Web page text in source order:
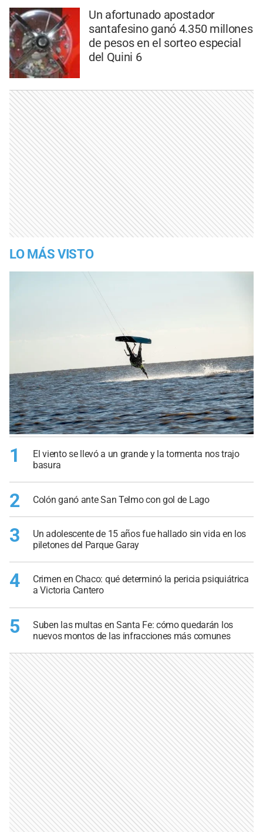
Un afortunado apostador
santafesino ganó 4.350 millones
de pesos en el sorteo especial
del Quini 6
LO MÁS VISTO
1
El viento se llevó a un grande y la tormenta nos trajo
basura
2 Colón ganó ante San Telmo con gol de Lago
3
Un adolescente de 15 años fue hallado sin vida en los
piletones del Parque Garay
4
Crimen en Chaco: qué determinó la pericia psiquiátrica
a Victoria Cantero
5
Suben las multas en Santa Fe: cómo quedarán los
nuevos montos de las infracciones más comunes